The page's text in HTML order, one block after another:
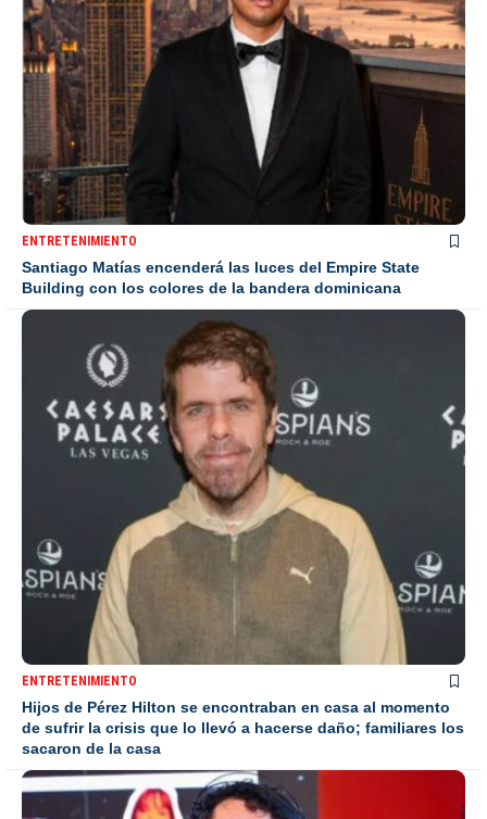
ENTRETENIMIENTO
Santiago Matías encenderá las luces del Empire State
Building con los colores de la bandera dominicana
ENTRETENIMIENTO
Hijos de Pérez Hilton se encontraban en casa al momento
de sufrir la crisis que lo llevó a hacerse daño; familiares los
sacaron de la casa